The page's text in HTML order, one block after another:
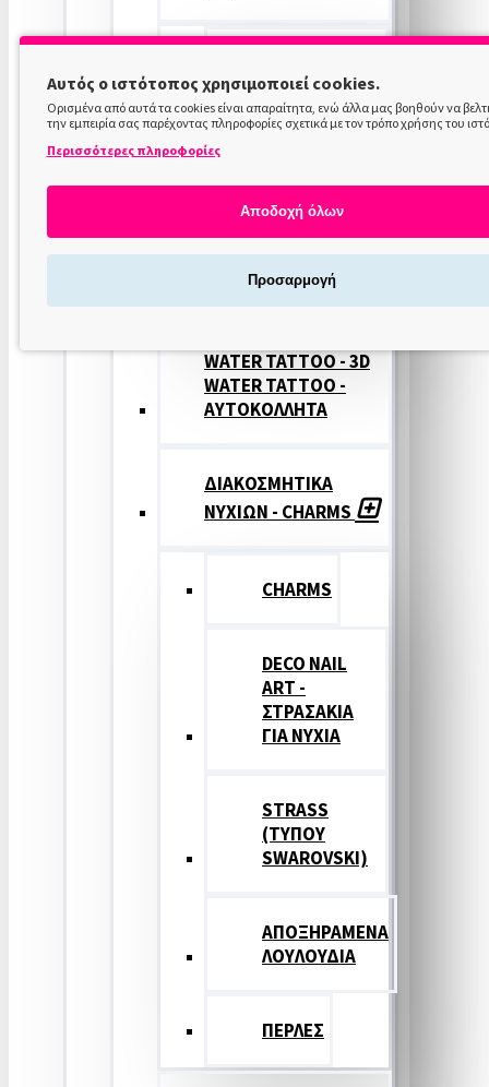
COLOR
ΝΥΧΙΩΝ
ΣΦΡΑΓΙΔΕΣ
ΝΥΧΙΩΝ
WATER TATTOO - 3D
WATER TATTOO -
ΑΥΤΟΚΟΛΛΗΤΑ
ΔΙΑΚΟΣΜΗΤΙΚΑ
ΝΥΧΙΩΝ - CHARMS
CHARMS
DECO NAIL
ART -
ΣΤΡΑΣΑΚΙΑ
ΓΙΑ ΝΥΧΙΑ
STRASS
(ΤΥΠΟΥ
SWAROVSKI)
ΑΠΟΞΗΡΑΜΕΝΑ
ΛΟΥΛΟΥΔΙΑ
ΠΕΡΛΕΣ
Αυτός ο ιστότοπος χρησιμοποιεί cookies.
Ορισμένα από αυτά τα cookies είναι απαραίτητα, ενώ άλλα μας βοηθούν να
την εμπειρία σας παρέχοντας πληροφορίες σχετικά με τον τρόπο χρήσης του
Περισσότερες πληροφορίες
Αποδοχή όλων
Προσαρμογή